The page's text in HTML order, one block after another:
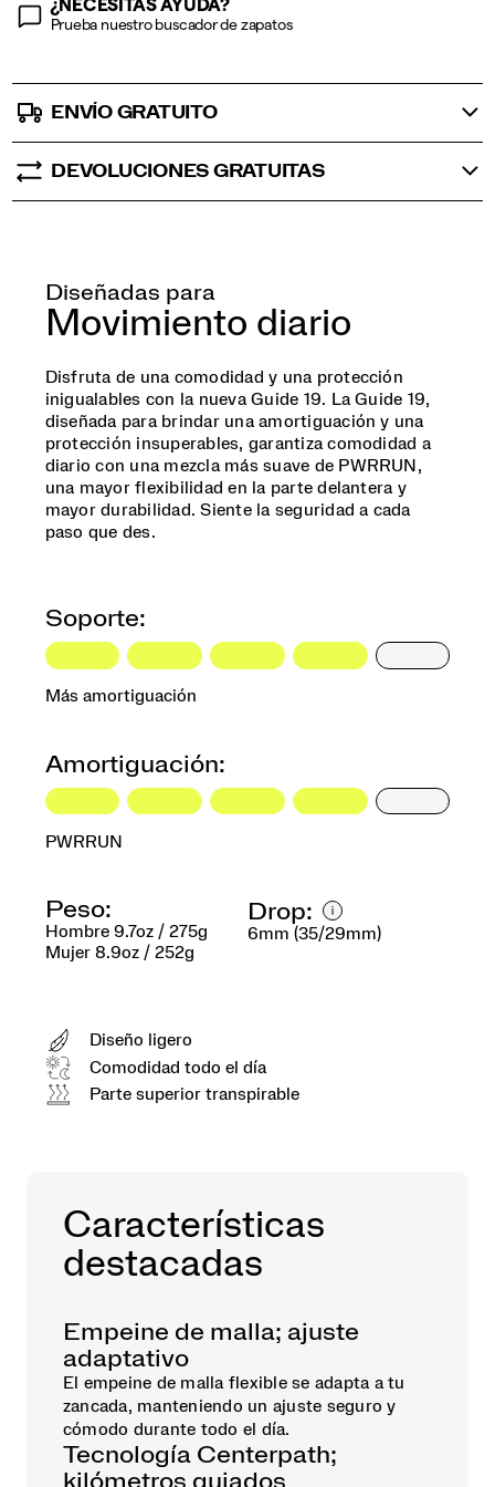
¿NECESITAS AYUDA?
Prueba nuestro buscador de zapatos
ENVÍO GRATUITO
DEVOLUCIONES GRATUITAS
Diseñadas para
Movimiento diario
Disfruta de una comodidad y una protección
inigualables con la nueva Guide 19. La Guide 19,
diseñada para brindar una amortiguación y una
protección insuperables, garantiza comodidad a
diario con una mezcla más suave de PWRRUN,
una mayor flexibilidad en la parte delantera y
mayor durabilidad. Siente la seguridad a cada
paso que des.
Soporte:
Más amortiguación
Amortiguación:
PWRRUN
Peso:
Hombre 9.7oz / 275g
Mujer 8.9oz / 252g
Drop:
6mm (35/29mm)
Diseño ligero
Comodidad todo el día
Parte superior transpirable
Características
destacadas
Empeine de malla; ajuste
adaptativo
El empeine de malla flexible se adapta a tu
zancada, manteniendo un ajuste seguro y
cómodo durante todo el día.
Tecnología Centerpath;
kilómetros guiados